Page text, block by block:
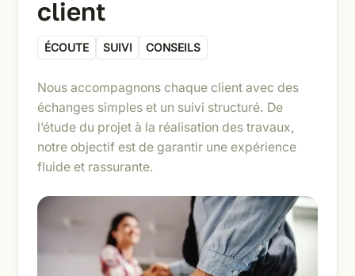
client
ÉCOUTE SUIVI CONSEILS
Nous accompagnons chaque client avec des
échanges simples et un suivi structuré. De
l’étude du projet à la réalisation des travaux,
notre objectif est de garantir une expérience
fluide et rassurante.